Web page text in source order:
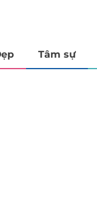
Tâm sự